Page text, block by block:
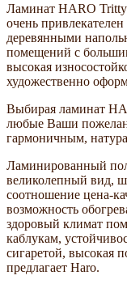
Ламинат HARO Tritty
очень
деревянными
помещений с
высокая
художественно
Выбирая ламинат
любые Ваши
гармоничным,
Ламинированный
великолепный вид,
соотношение цена-
возможность
здоровый климат
каблукам,
сигаретой, высокая
предлагает Haro.